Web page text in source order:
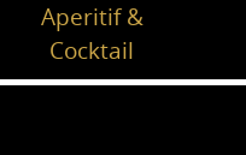
Aperitif &
Cocktail